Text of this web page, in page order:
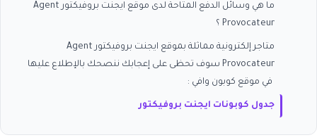
ما هي وسائل الدفع المتاحة لدى موقع ايجنت بروفيكتور Agent
Provocateur ؟
متاجر إلكترونية مماثلة بموقع ايجنت بروفيكتور Agent
Provocateur سوف تحظى على إعجابك ننصحك بالإطلاع عليها
في موقع كوبون وافي :
جدول كوبونات ايجنت بروفيكتور